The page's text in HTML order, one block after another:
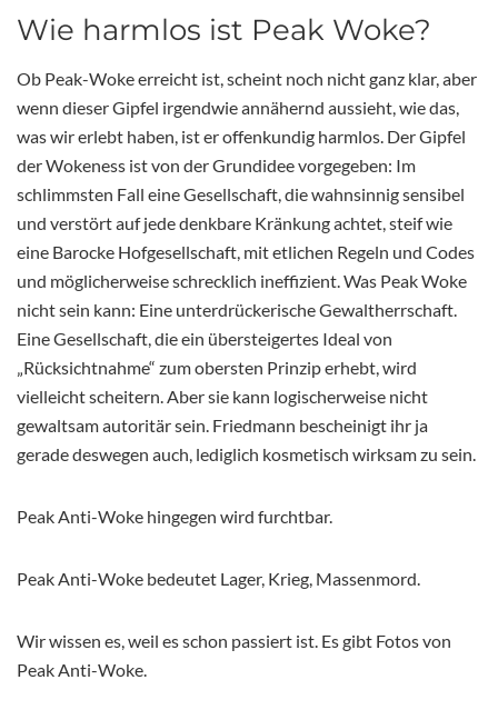
Wie harmlos ist Peak Woke?
Ob Peak-Woke erreicht ist, scheint noch nicht ganz klar, aber
wenn dieser Gipfel irgendwie annähernd aussieht, wie das,
was wir erlebt haben, ist er offenkundig harmlos. Der Gipfel
der Wokeness ist von der Grundidee vorgegeben: Im
schlimmsten Fall eine Gesellschaft, die wahnsinnig sensibel
und verstört auf jede denkbare Kränkung achtet, steif wie
eine Barocke Hofgesellschaft, mit etlichen Regeln und Codes
und möglicherweise schrecklich ineffizient. Was Peak Woke
nicht sein kann: Eine unterdrückerische Gewaltherrschaft.
Eine Gesellschaft, die ein übersteigertes Ideal von
„Rücksichtnahme“ zum obersten Prinzip erhebt, wird
vielleicht scheitern. Aber sie kann logischerweise nicht
gewaltsam autoritär sein. Friedmann bescheinigt ihr ja
gerade deswegen auch, lediglich kosmetisch wirksam zu sein.
Peak Anti-Woke hingegen wird furchtbar.
Peak Anti-Woke bedeutet Lager, Krieg, Massenmord.
Wir wissen es, weil es schon passiert ist. Es gibt Fotos von
Peak Anti-Woke.